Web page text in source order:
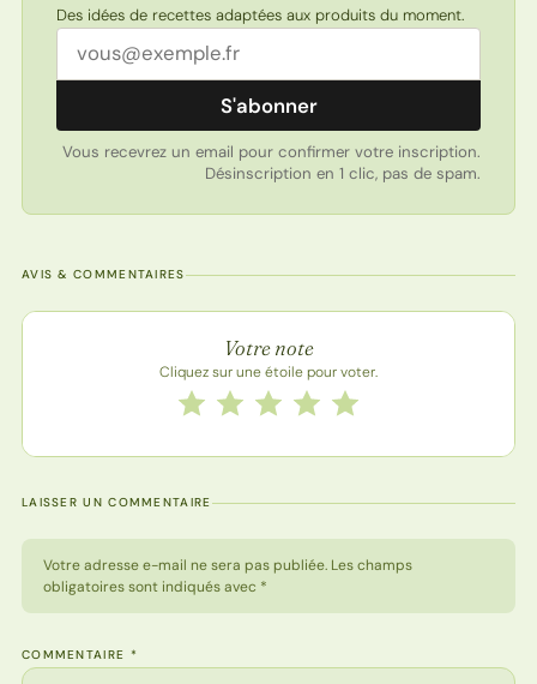
Des idées de recettes adaptées aux produits du moment.
Adresse email
S'abonner
Vous recevrez un email pour confirmer votre inscription.
Désinscription en 1 clic, pas de spam.
AVIS & COMMENTAIRES
Note de la recette
Votre note
Cliquez sur une étoile pour voter.
Notez cette recette de 1 à 5 étoiles
5 étoiles
4 étoiles
3 étoiles
2 étoiles
1 étoile
LAISSER UN COMMENTAIRE
Votre adresse e-mail ne sera pas publiée. Les champs
obligatoires sont indiqués avec *
COMMENTAIRE *